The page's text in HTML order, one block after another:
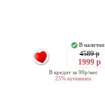
В наличии
4589 р
1999 р
В кредит за 99р/мес
25% купивших